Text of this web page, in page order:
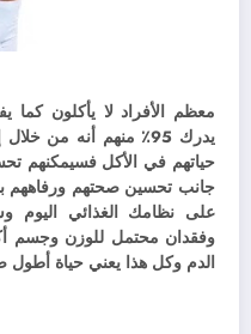
معظم الأفراد لا يأكلون كما
جانب تحسين صحتهم
على نظامك الغذائي اليوم
وفقدان محتمل للوزن وجسم
الدم وكل هذا يعني حياة أطول